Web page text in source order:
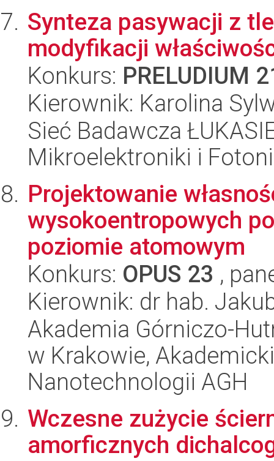
Synteza pasywacji z
modyfikacji
Konkurs: PRELUDIUM
Kierownik: Karolina
Sieć Badawcza
Mikroelektroniki i
Projektowanie
wysokoentropowych
poziomie atomowym
Konkurs: OPUS 23 ,
Kierownik: dr hab.
Akademia Górniczo-
w Krakowie,
Nanotechnologii AGH
Wczesne zużycie
amorficznych